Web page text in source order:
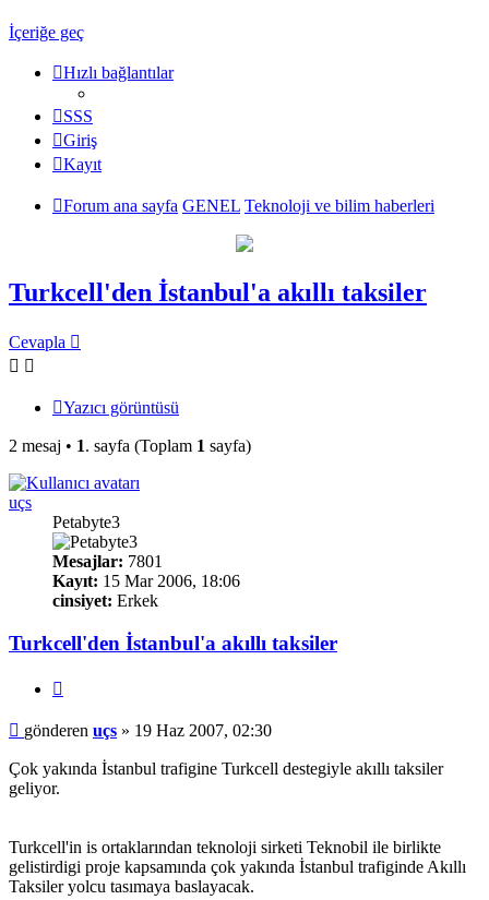
İçeriğe geç
Hızlı bağlantılar
SSS
Giriş
Kayıt
Forum ana sayfa GENEL Teknoloji ve bilim haberleri
Turkcell'den İstanbul'a akıllı taksiler
Cevapla
Yazıcı görüntüsü
2 mesaj • 1. sayfa (Toplam 1 sayfa)
uçs
Petabyte3
Mesajlar: 7801
Kayıt: 15 Mar 2006, 18:06
cinsiyet: Erkek
Turkcell'den İstanbul'a akıllı taksiler
Mesaj
gönderen uçs » 19 Haz 2007, 02:30
Çok yakında İstanbul trafigine Turkcell destegiyle akıllı taksiler
geliyor.
Turkcell'in is ortaklarından teknoloji sirketi Teknobil ile birlikte
gelistirdigi proje kapsamında çok yakında İstanbul trafiginde Akıllı
Taksiler yolcu tasımaya baslayacak.